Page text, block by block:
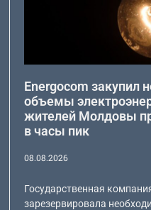
Energocom закупил
объемы
жителей Молдовы
в часы пик
08.08.2026
Государственная
зарезервировала